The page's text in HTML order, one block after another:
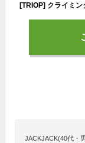
JACKJACK(40代・